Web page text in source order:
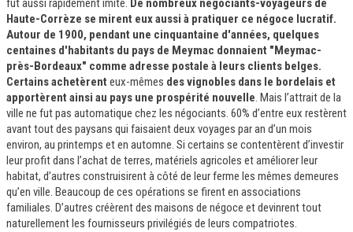
fut aussi rapidement imité. De nombreux négociants-voyageurs de
Haute-Corrèze se mirent eux aussi à pratiquer ce négoce lucratif.
Autour de 1900, pendant une cinquantaine d'années, quelques
centaines d'habitants du pays de Meymac donnaient "Meymac-
près-Bordeaux" comme adresse postale à leurs clients belges.
Certains achetèrent eux-mêmes des vignobles dans le bordelais et
apportèrent ainsi au pays une prospérité nouvelle. Mais l’attrait de la
ville ne fut pas automatique chez les négociants. 60% d’entre eux restèrent
avant tout des paysans qui faisaient deux voyages par an d’un mois
environ, au printemps et en automne. Si certains se contentèrent d’investir
leur profit dans l’achat de terres, matériels agricoles et améliorer leur
habitat, d’autres construisirent à côté de leur ferme les mêmes demeures
qu’en ville. Beaucoup de ces opérations se firent en associations
familiales. D’autres créèrent des maisons de négoce et devinrent tout
naturellement les fournisseurs privilégiés de leurs compatriotes.